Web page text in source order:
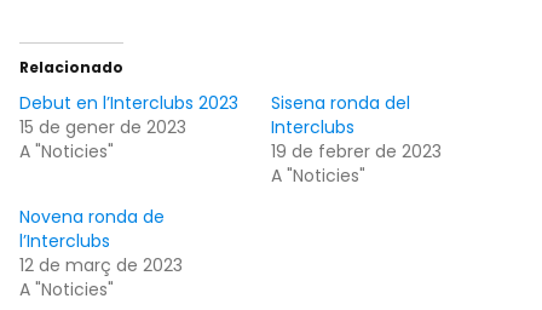
Relacionado
Debut en l’Interclubs 2023
15 de gener de 2023
A "Noticies"
Sisena ronda del
Interclubs
19 de febrer de 2023
A "Noticies"
Novena ronda de
l’Interclubs
12 de març de 2023
A "Noticies"